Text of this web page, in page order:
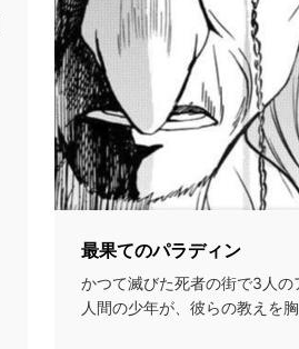
最果てのパラディン
かつて滅びた死者の街で3人の
人間の少年が、彼らの教えを